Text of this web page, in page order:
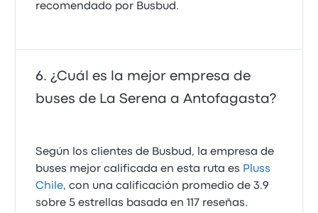
recomendado por Busbud.
¿Cuál es la mejor empresa de
buses de La Serena a Antofagasta?
Según los clientes de Busbud, la empresa de
buses mejor calificada en esta ruta es Pluss
Chile, con una calificación promedio de 3.9
sobre 5 estrellas basada en 117 reseñas.